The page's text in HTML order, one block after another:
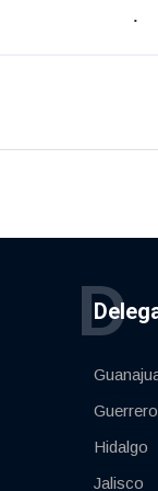
D
Guerrero
Hidalgo
Jalisco